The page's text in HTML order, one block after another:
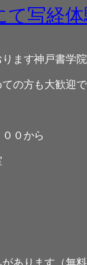
写経
ます神戸書学
の方も大歓迎で
０から